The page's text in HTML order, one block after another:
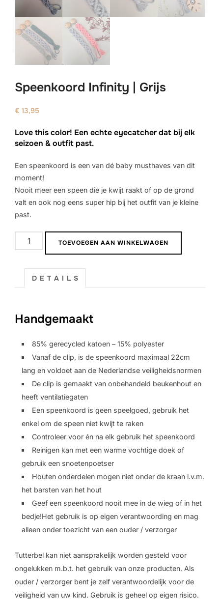
Speenkoord Infinity | Grijs
€ 13,95
Love this color! Een echte eyecatcher dat bij elk
seizoen & outfit past.
Een speenkoord is een van dé baby musthaves van dit
moment!
Nooit meer een speen die je kwijt raakt of op de grond
valt en ook nog eens super hip bij het outfit van je kleine
past.
Speenkoord
Infinity
aantal
TOEVOEGEN AAN WINKELWAGEN
D E T A I L S
Handgemaakt
85% gerecycled katoen – 15% polyester
Vanaf de clip, is de speenkoord maximaal 22cm
lang en voldoet aan de Nederlandse veiligheidsnormen
De clip is gemaakt van onbehandeld beukenhout en
heeft ventilatiegaten
Een speenkoord is geen speelgoed, gebruik het
enkel om de speen niet kwijt te raken
Controleer voor én na elk gebruik het speenkoord
Reinigen kan met een warme vochtige doek of
gebruik een snoetenpoetser
Houten onderdelen mogen niet onder de kraan i.v.m.
het barsten van het hout
Geef een speenkoord nooit mee in de wieg of in het
bedje!Het gebruik is op eigen verantwoording en mag
alleen onder toezicht van een ouder / verzorger
Tutterbel kan niet aansprakelijk worden gesteld voor
ongelukken m.b.t. het gebruik van onze producten. Als
ouder / verzorger bent je zelf verantwoordelijk voor de
veiligheid van uw kind. Gebruik is geheel op eigen risico.